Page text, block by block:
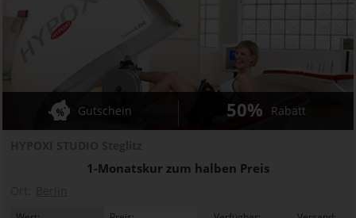
1-Monatskur zum halben Preis
Gutschein 50% Rabatt